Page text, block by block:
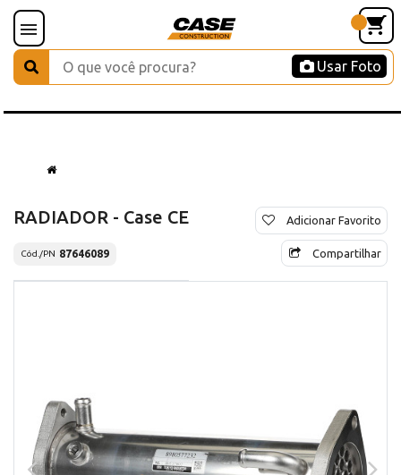
Usar Foto
RADIADOR - Case CE
Cód./PN 87646089
Adicionar Favorito
Compartilhar